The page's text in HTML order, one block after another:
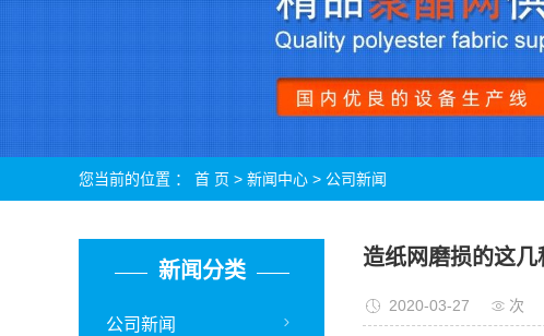
您当前的位置 ： 首 页 > 新闻中心 > 公司新闻
新闻分类
公司新闻
造纸网磨损的这几
2020-03-27 次